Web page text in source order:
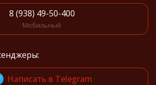
8 (938) 49-50-400
Мобильный
Написать в Telegram